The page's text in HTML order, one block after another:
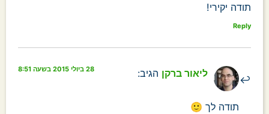
תודה יקירי!
Reply
ליאור ברקן הגיב: 28 ביולי 2015 בשעה 8:51
תודה לך 🙂